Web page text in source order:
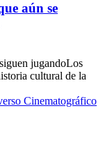
aún se
jugandoLos
cultural de la